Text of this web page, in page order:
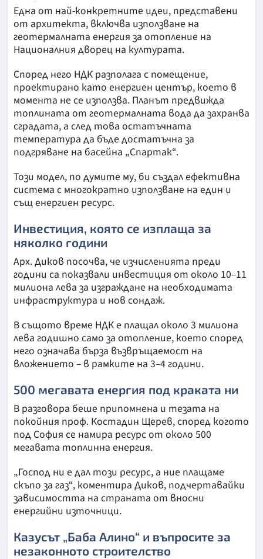
Една от най-конкретните идеи, представени
от архитекта, включва използване на
геотермалната енергия за отопление на
Националния дворец на културата.
Според него НДК разполага с помещение,
проектирано като енергиен център, което в
момента не се използва. Планът предвижда
топлината от геотермалната вода да захранва
сградата, а след това остатъчната
температура да бъде достатъчна за
подгряване на басейна „Спартак“.
Този модел, по думите му, би създал ефективна
система с многократно използване на един и
същ енергиен ресурс.
Инвестиция, която се изплаща за
няколко години
Арх. Диков посочва, че изчисленията преди
години са показвали инвестиция от около 10–11
милиона лева за изграждане на необходимата
инфраструктура и нов сондаж.
В същото време НДК е плащал около 3 милиона
лева годишно само за отопление, което според
него означава бърза възвръщаемост на
вложението – в рамките на 3–4 години.
500 мегавата енергия под краката ни
В разговора беше припомнена и тезата на
покойния проф. Костадин Щерев, според когото
под София се намира ресурс от около 500
мегавата топлинна енергия.
„Господ ни е дал този ресурс, а ние плащаме
скъпо за газ“, коментира Диков, подчертавайки
зависимостта на страната от вносни
енергийни източници.
Казусът „Баба Алино“ и въпросите за
незаконното строителство